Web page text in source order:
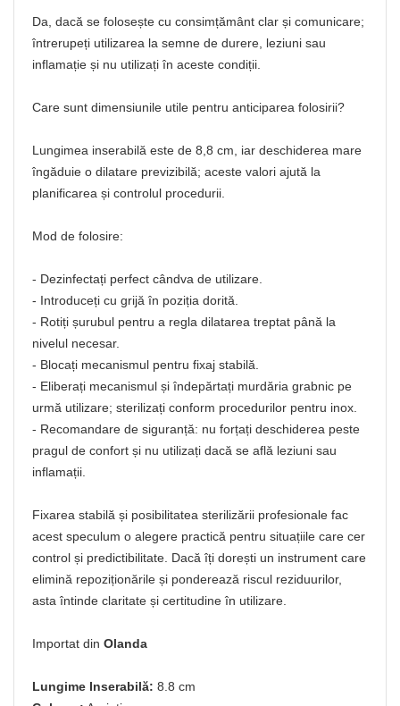
Da, dacă se folosește cu consimțământ clar și comunicare;
întrerupeți utilizarea la semne de durere, leziuni sau
inflamație și nu utilizați în aceste condiții.
Care sunt dimensiunile utile pentru anticiparea folosirii?
Lungimea inserabilă este de 8,8 cm, iar deschiderea mare
îngăduie o dilatare previzibilă; aceste valori ajută la
planificarea și controlul procedurii.
Mod de folosire:
- Dezinfectați perfect cândva de utilizare.
- Introduceți cu grijă în poziția dorită.
- Rotiți șurubul pentru a regla dilatarea treptat până la
nivelul necesar.
- Blocați mecanismul pentru fixaj stabilă.
- Eliberați mecanismul și îndepărtați murdăria grabnic pe
urmă utilizare; sterilizați conform procedurilor pentru inox.
- Recomandare de siguranță: nu forțați deschiderea peste
pragul de confort și nu utilizați dacă se află leziuni sau
inflamații.
Fixarea stabilă și posibilitatea sterilizării profesionale fac
acest speculum o alegere practică pentru situațiile care cer
control și predictibilitate. Dacă îți dorești un instrument care
elimină repoziționările și ponderează riscul reziduurilor,
asta întinde claritate și certitudine în utilizare.
Importat din Olanda
Lungime Inserabilă: 8.8 cm